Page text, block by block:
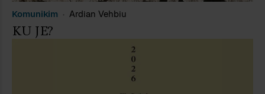
Komunikim Ardian Vehbiu
KU JE?